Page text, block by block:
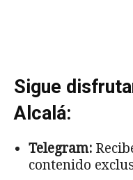
Sigue
Alcalá:
Telegram:
contenido